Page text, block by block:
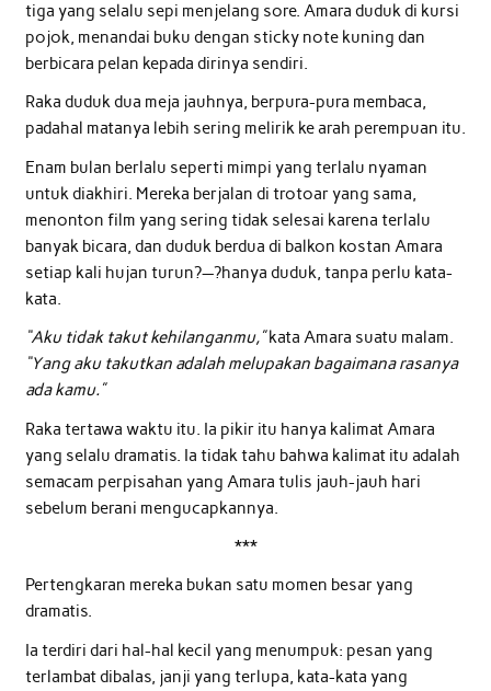
tiga yang selalu sepi menjelang sore. Amara duduk di kursi
pojok, menandai buku dengan sticky note kuning dan
berbicara pelan kepada dirinya sendiri.
Raka duduk dua meja jauhnya, berpura-pura membaca,
padahal matanya lebih sering melirik ke arah perempuan itu.
Enam bulan berlalu seperti mimpi yang terlalu nyaman
untuk diakhiri. Mereka berjalan di trotoar yang sama,
menonton film yang sering tidak selesai karena terlalu
banyak bicara, dan duduk berdua di balkon kostan Amara
setiap kali hujan turun?—?hanya duduk, tanpa perlu kata-
kata.
“Aku tidak takut kehilanganmu,”kata Amara suatu malam.
“Yang aku takutkan adalah melupakan bagaimana rasanya
ada kamu.”
Raka tertawa waktu itu. Ia pikir itu hanya kalimat Amara
yang selalu dramatis. Ia tidak tahu bahwa kalimat itu adalah
semacam perpisahan yang Amara tulis jauh-jauh hari
sebelum berani mengucapkannya.
***
Pertengkaran mereka bukan satu momen besar yang
dramatis.
Ia terdiri dari hal-hal kecil yang menumpuk: pesan yang
terlambat dibalas, janji yang terlupa, kata-kata yang